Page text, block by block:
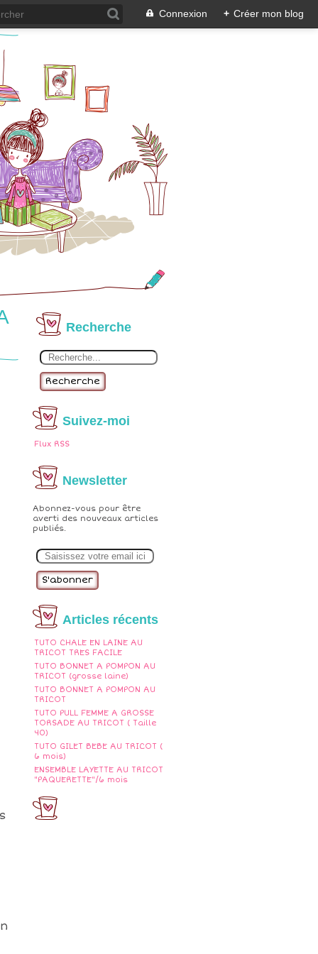
Connexion + Créer mon blog
Recherche
Recherche
Suivez-moi
Flux RSS
Newsletter
Abonnez-vous pour être
averti des nouveaux articles
publiés.
m
Articles récents
TUTO CHALE EN LAINE AU
TRICOT TRES FACILE
TUTO BONNET A POMPON AU
TRICOT (grosse laine)
TUTO BONNET A POMPON AU
TRICOT
TUTO PULL FEMME A GROSSE
TORSADE AU TRICOT ( Taille
40)
TUTO GILET BEBE AU TRICOT (
6 mois)
ENSEMBLE LAYETTE AU TRICOT
"PAQUERETTE"/6 mois